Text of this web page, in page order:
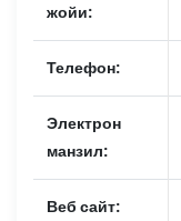
жойи:
Телефон:
Электрон
манзил:
Веб сайт: